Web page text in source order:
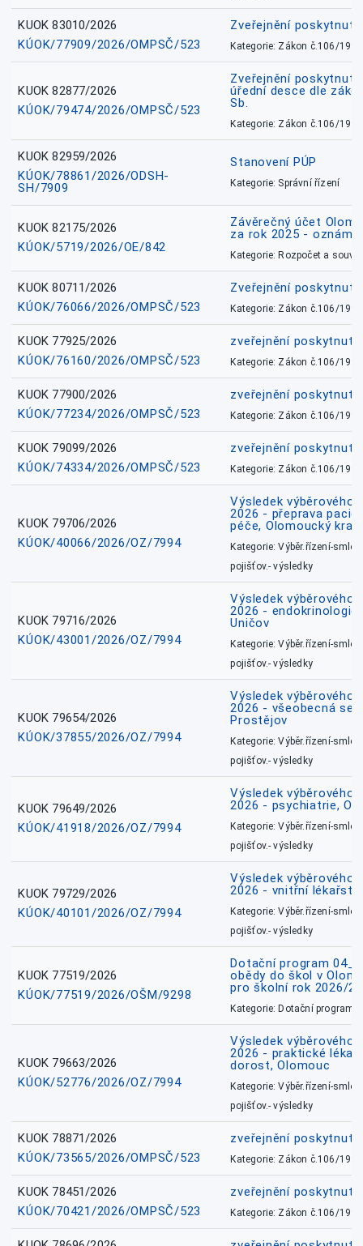
KUOK 83010/2026
KÚOK/77909/2026/OMPSČ/523
Zveřejnění
Kategorie: Zákon č.106/1999
KUOK 82877/2026
KÚOK/79474/2026/OMPSČ/523
Zveřejnění
úřední desce dle
Sb.
Kategorie: Zákon č.106/1999
KUOK 82959/2026
KÚOK/78861/2026/ODSH-
SH/7909
Stanovení PÚP
Kategorie: Správní řízení
KUOK 82175/2026
KÚOK/5719/2026/OE/842
Závěrečný účet
za rok 2025 -
Kategorie: Rozpočet a
KUOK 80711/2026
KÚOK/76066/2026/OMPSČ/523
Zveřejnění
Kategorie: Zákon č.106/1999
KUOK 77925/2026
KÚOK/76160/2026/OMPSČ/523
zveřejnění
Kategorie: Zákon č.106/1999
KUOK 77900/2026
KÚOK/77234/2026/OMPSČ/523
zveřejnění
Kategorie: Zákon č.106/1999
KUOK 79099/2026
KÚOK/74334/2026/OMPSČ/523
zveřejnění
Kategorie: Zákon č.106/1999
KUOK 79706/2026
KÚOK/40066/2026/OZ/7994
Výsledek výběrového
2026 - přeprava
péče, Olomoucký kraj
Kategorie: Výběr.řízení-
pojišťov.- výsledky
KUOK 79716/2026
KÚOK/43001/2026/OZ/7994
Výsledek výběrového
2026 - endokrinologie
Uničov
Kategorie: Výběr.řízení-
pojišťov.- výsledky
KUOK 79654/2026
KÚOK/37855/2026/OZ/7994
Výsledek výběrového
2026 - všeobecná
Prostějov
Kategorie: Výběr.řízení-
pojišťov.- výsledky
KUOK 79649/2026
KÚOK/41918/2026/OZ/7994
Výsledek výběrového
2026 - psychiatrie,
Kategorie: Výběr.řízení-
pojišťov.- výsledky
KUOK 79729/2026
KÚOK/40101/2026/OZ/7994
Výsledek výběrového
2026 - vnitřní
Kategorie: Výběr.řízení-
pojišťov.- výsledky
KUOK 77519/2026
KÚOK/77519/2026/OŠM/9298
Dotační program
obědy do škol v
pro školní rok 2026/
Kategorie: Dotační
KUOK 79663/2026
KÚOK/52776/2026/OZ/7994
Výsledek výběrového
2026 - praktické
dorost, Olomouc
Kategorie: Výběr.řízení-
pojišťov.- výsledky
KUOK 78871/2026
KÚOK/73565/2026/OMPSČ/523
zveřejnění
Kategorie: Zákon č.106/1999
KUOK 78451/2026
KÚOK/70421/2026/OMPSČ/523
zveřejnění
Kategorie: Zákon č.106/1999